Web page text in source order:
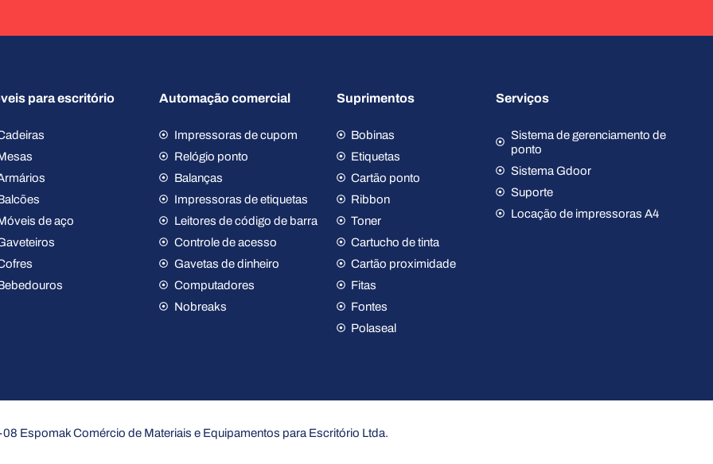
para escritório
de aço
Automação comercial
Impressoras de cupom
Relógio ponto
Balanças
Impressoras de etiquetas
Leitores de código de barra
Controle de acesso
Gavetas de dinheiro
Computadores
Nobreaks
Suprimentos
Bobinas
Etiquetas
Cartão ponto
Ribbon
Toner
Cartucho de tinta
Cartão proximidade
Fitas
Fontes
Polaseal
Serviços
Sistema de gerenciamento de
ponto
Sistema Gdoor
Suporte
Locação de impressoras A4
Espomak Comércio de Materiais e Equipamentos para Escritório Ltda.